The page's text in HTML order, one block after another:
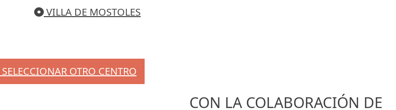
VILLA DE MOSTOLES
SELECCIONAR OTRO CENTRO
CON LA COLABORACIÓN DE